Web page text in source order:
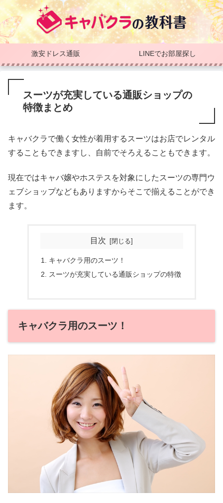
激安ドレス通販 LINEでお部屋探し
スーツが充実している通販ショップの
特徴まとめ
キャバクラで働く女性が着用するスーツはお店でレンタル
することもできますし、自前でそろえることもできます。
現在ではキャバ嬢やホステスを対象にしたスーツの専門ウ
ェブショップなどもありますからそこで揃えることができ
ます。
目次
キャバクラ用のスーツ！
スーツが充実している通販ショップの特徴
キャバクラ用のスーツ！